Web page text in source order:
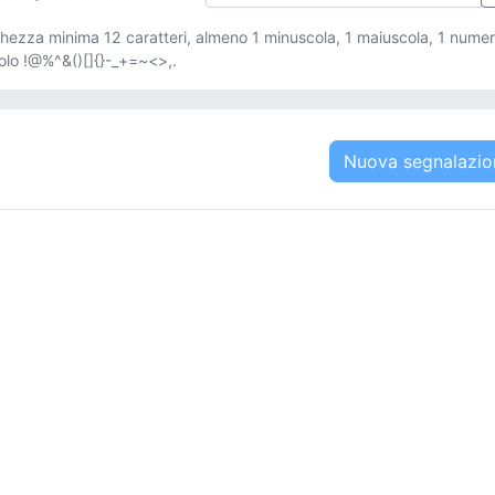
minima 12 caratteri, almeno 1 minuscola, 1 maiuscola, 1
!@%^&()[]{}-_+=~<>,.
Nuova